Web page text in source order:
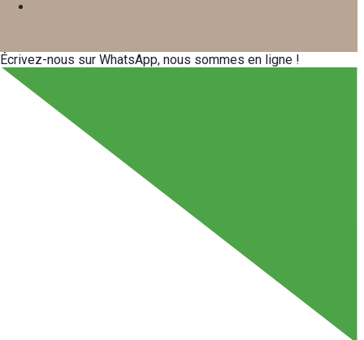
Écrivez-nous sur WhatsApp, nous sommes en ligne !